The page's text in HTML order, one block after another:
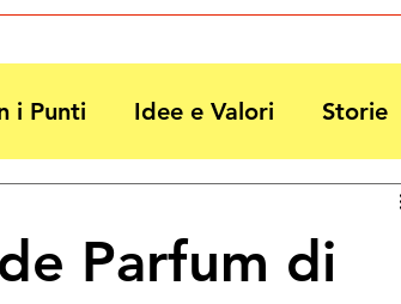
i Punti Idee e Valori Storie
Parfum di